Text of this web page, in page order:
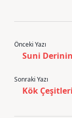
Önceki Yazı
Suni
Sonraki Yazı
Kök